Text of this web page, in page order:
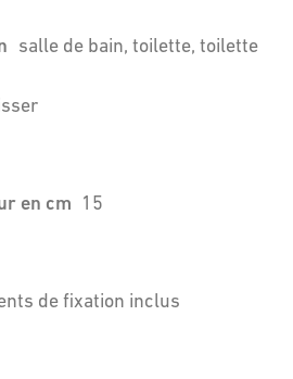
salle de bain, toilette, toilette
en cm 15
de fixation inclus